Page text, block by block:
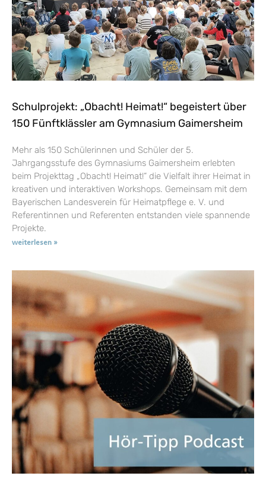
Schulprojekt: „Obacht! Heimat!“ begeistert über
150 Fünftklässler am Gymnasium Gaimersheim
Mehr als 150 Schülerinnen und Schüler der 5.
Jahrgangsstufe des Gymnasiums Gaimersheim erlebten
beim Projekttag „Obacht! Heimat!“ die Vielfalt ihrer Heimat in
kreativen und interaktiven Workshops. Gemeinsam mit dem
Bayerischen Landesverein für Heimatpflege e. V. und
Referentinnen und Referenten entstanden viele spannende
Projekte.
weiterlesen »